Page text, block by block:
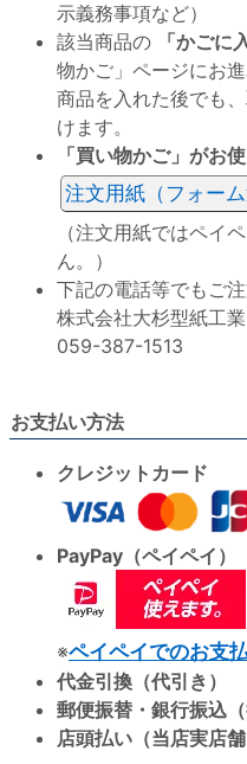
示義務事項など）
該当商品の
「かごに
物かご」ページにお
商品を入れた後でも
けます。
「買い物かご」がお
注文用紙（フォーム
（注文用紙ではペイ
ん。）
下記の電話等でもご注
株式会社大杉型紙
059-387-1513
お支払い方法
クレジットカード
PayPay（ペイペイ）
※ペイペイでのお支
代金引換（代引き）
郵便振替・銀行振込（
店頭払い（当店実店舗